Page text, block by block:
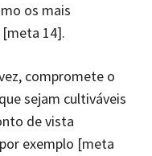
os mais
14].
compromete o
sejam cultiváveis
de vista
exemplo [meta